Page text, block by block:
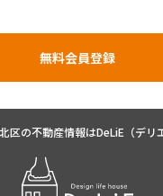
無料会員登録
区の不動産情報はDeLiE（デリ